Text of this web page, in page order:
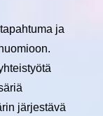
ja
järjestävä